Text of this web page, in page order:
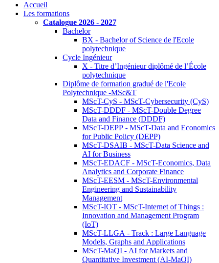
Accueil
Les formations
Catalogue 2026 - 2027
Bachelor
BX - Bachelor of Science de l'Ecole
polytechnique
Cycle Ingénieur
X - Titre d’Ingénieur diplômé de l’École
polytechnique
Diplôme de formation gradué de l'Ecole
Polytechnique -MSc&T
MScT-CyS - MScT-Cybersecurity (CyS)
MScT-DDDF - MScT-Double Degree
Data and Finance (DDDF)
MScT-DEPP - MScT-Data and Economics
for Public Policy (DEPP)
MScT-DSAIB - MScT-Data Science and
AI for Business
MScT-EDACF - MScT-Economics, Data
Analytics and Corporate Finance
MScT-EESM - MScT-Environmental
Engineering and Sustainability
Management
MScT-IOT - MScT-Internet of Things :
Innovation and Management Program
(IoT)
MScT-LLGA - Track : Large Language
Models, Graphs and Applications
MScT-MaQI - AI for Markets and
Quantitative Investment (AI-MaQI)